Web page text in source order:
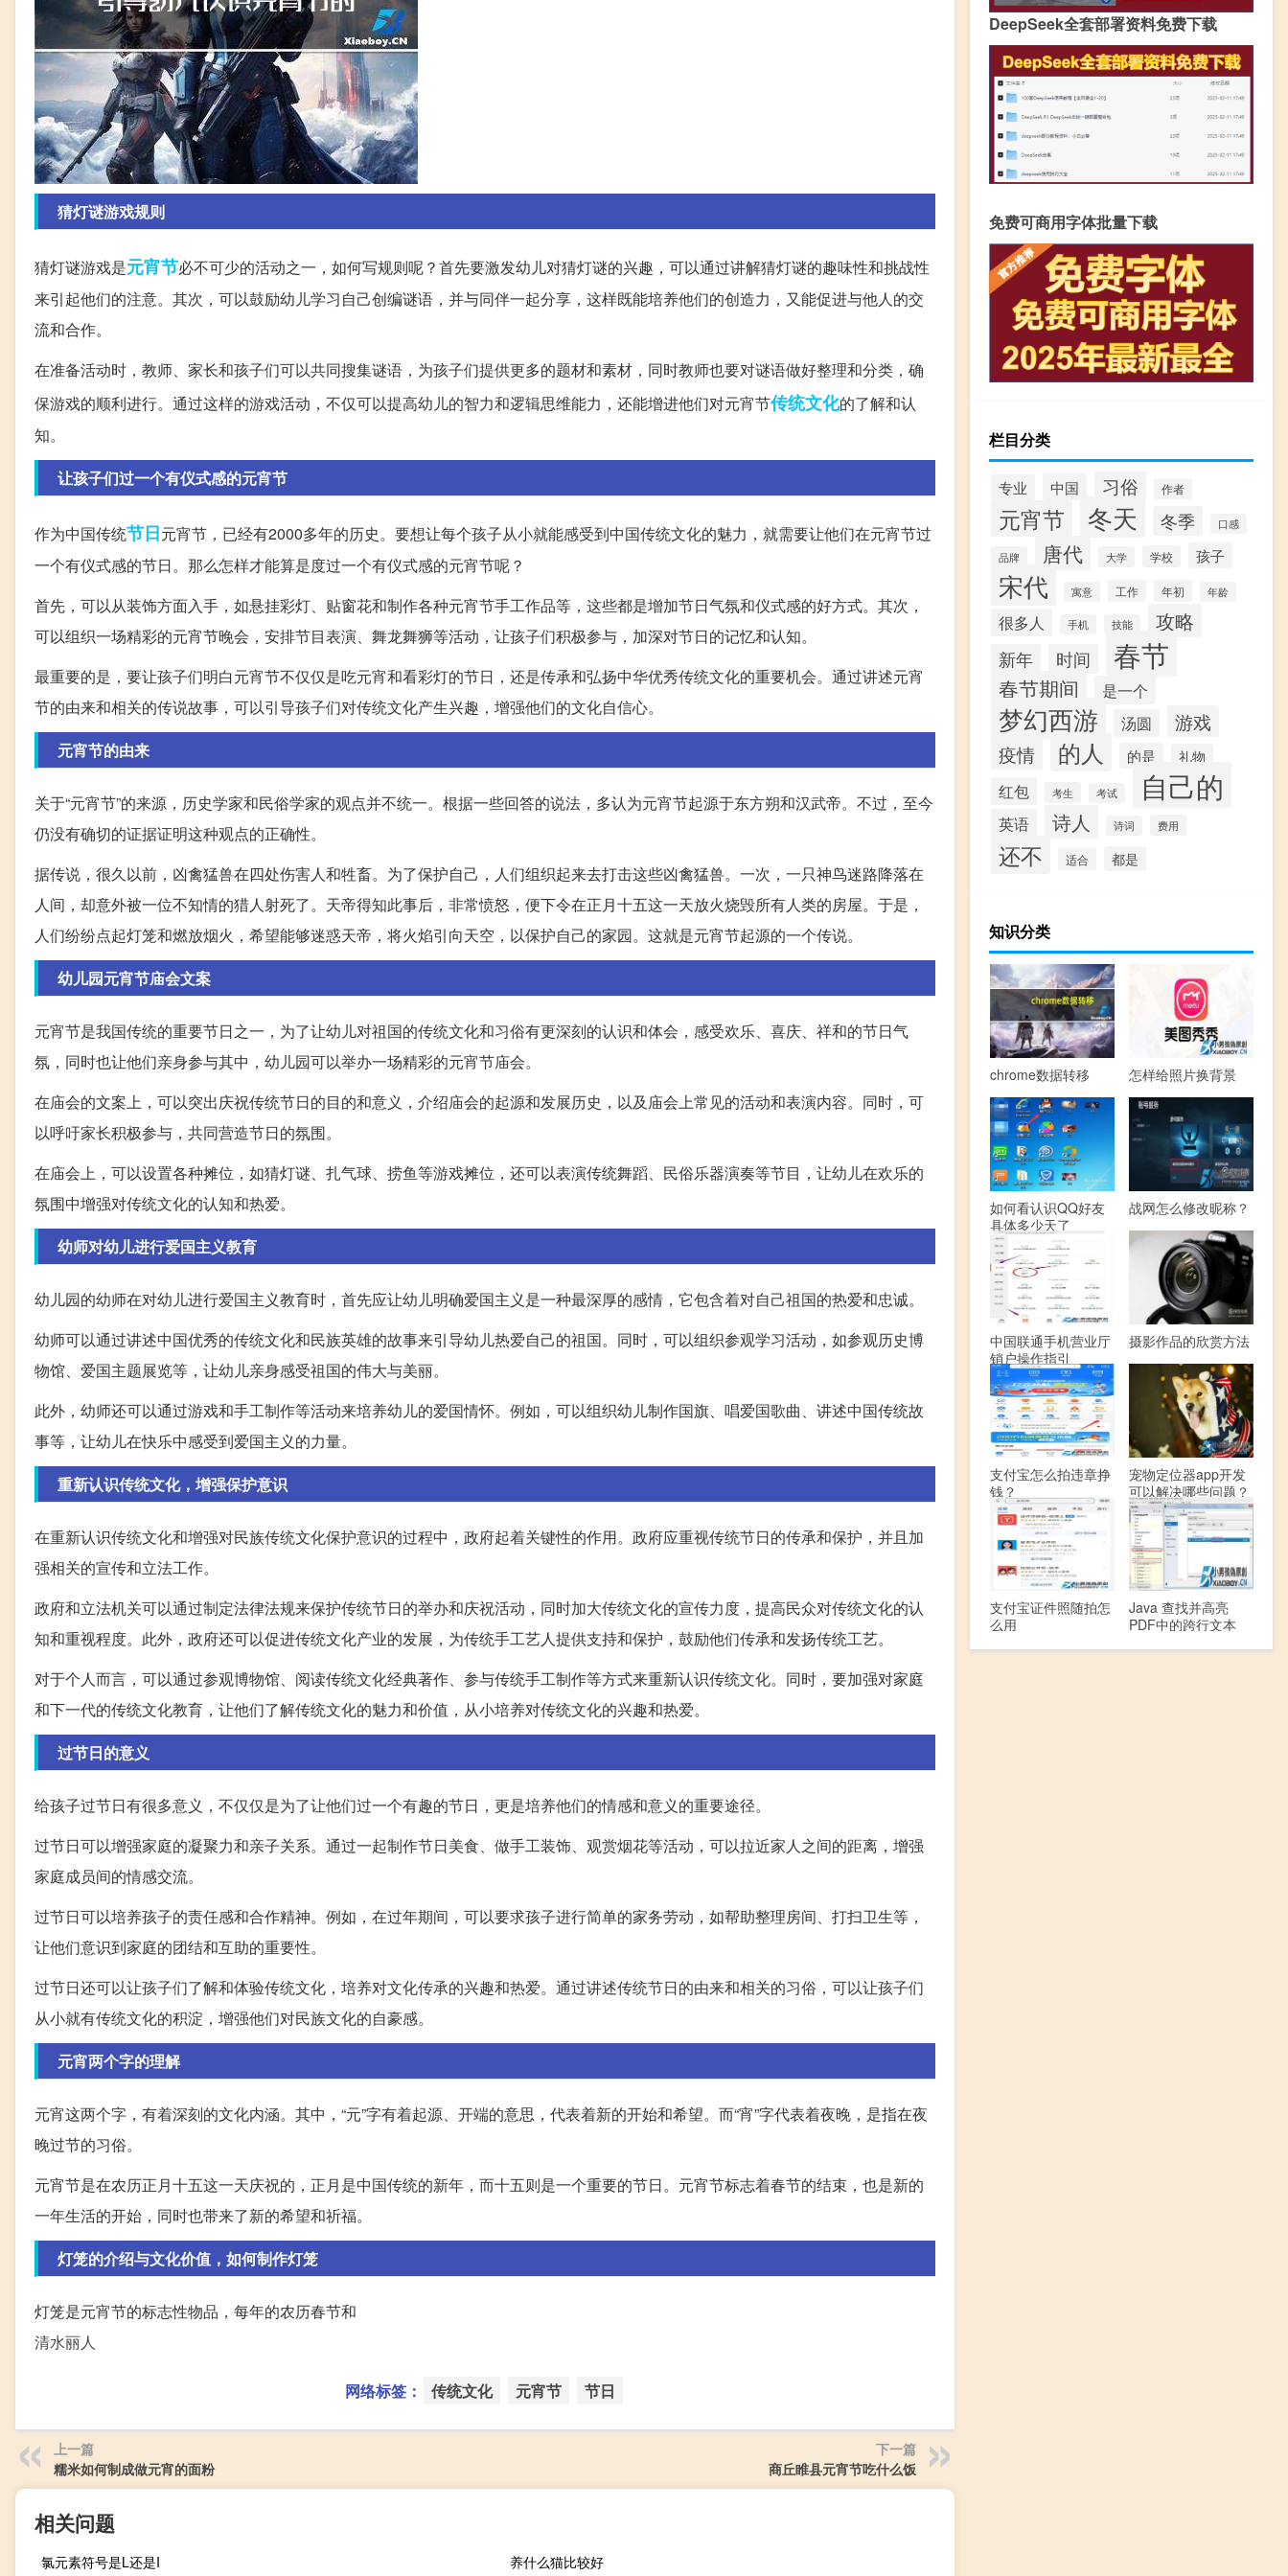
猜灯谜游戏规则
猜灯谜游戏是元宵节必不可少的活动之一，如何写规则呢？首先要激发幼儿对猜灯谜的兴趣，可以通过讲解猜灯谜的趣味性和挑战性
来引起他们的注意。其次，可以鼓励幼儿学习自己创编谜语，并与同伴一起分享，这样既能培养他们的创造力，又能促进与他人的交
流和合作。
在准备活动时，教师、家长和孩子们可以共同搜集谜语，为孩子们提供更多的题材和素材，同时教师也要对谜语做好整理和分类，确
保游戏的顺利进行。通过这样的游戏活动，不仅可以提高幼儿的智力和逻辑思维能力，还能增进他们对元宵节传统文化的了解和认
知。
让孩子们过一个有仪式感的元宵节
作为中国传统节日元宵节，已经有2000多年的历史。要想让每个孩子从小就能感受到中国传统文化的魅力，就需要让他们在元宵节过
一个有仪式感的节日。那么怎样才能算是度过一个有仪式感的元宵节呢？
首先，可以从装饰方面入手，如悬挂彩灯、贴窗花和制作各种元宵节手工作品等，这些都是增加节日气氛和仪式感的好方式。其次，
可以组织一场精彩的元宵节晚会，安排节目表演、舞龙舞狮等活动，让孩子们积极参与，加深对节日的记忆和认知。
最重要的是，要让孩子们明白元宵节不仅仅是吃元宵和看彩灯的节日，还是传承和弘扬中华优秀传统文化的重要机会。通过讲述元宵
节的由来和相关的传说故事，可以引导孩子们对传统文化产生兴趣，增强他们的文化自信心。
元宵节的由来
关于“元宵节”的来源，历史学家和民俗学家的观点并不统一。根据一些回答的说法，多认为元宵节起源于东方朔和汉武帝。不过，至今
仍没有确切的证据证明这种观点的正确性。
据传说，很久以前，凶禽猛兽在四处伤害人和牲畜。为了保护自己，人们组织起来去打击这些凶禽猛兽。一次，一只神鸟迷路降落在
人间，却意外被一位不知情的猎人射死了。天帝得知此事后，非常愤怒，便下令在正月十五这一天放火烧毁所有人类的房屋。于是，
人们纷纷点起灯笼和燃放烟火，希望能够迷惑天帝，将火焰引向天空，以保护自己的家园。这就是元宵节起源的一个传说。
幼儿园元宵节庙会文案
元宵节是我国传统的重要节日之一，为了让幼儿对祖国的传统文化和习俗有更深刻的认识和体会，感受欢乐、喜庆、祥和的节日气
氛，同时也让他们亲身参与其中，幼儿园可以举办一场精彩的元宵节庙会。
在庙会的文案上，可以突出庆祝传统节日的目的和意义，介绍庙会的起源和发展历史，以及庙会上常见的活动和表演内容。同时，可
以呼吁家长积极参与，共同营造节日的氛围。
在庙会上，可以设置各种摊位，如猜灯谜、扎气球、捞鱼等游戏摊位，还可以表演传统舞蹈、民俗乐器演奏等节目，让幼儿在欢乐的
氛围中增强对传统文化的认知和热爱。
幼师对幼儿进行爱国主义教育
幼儿园的幼师在对幼儿进行爱国主义教育时，首先应让幼儿明确爱国主义是一种最深厚的感情，它包含着对自己祖国的热爱和忠诚。
幼师可以通过讲述中国优秀的传统文化和民族英雄的故事来引导幼儿热爱自己的祖国。同时，可以组织参观学习活动，如参观历史博
物馆、爱国主题展览等，让幼儿亲身感受祖国的伟大与美丽。
此外，幼师还可以通过游戏和手工制作等活动来培养幼儿的爱国情怀。例如，可以组织幼儿制作国旗、唱爱国歌曲、讲述中国传统故
事等，让幼儿在快乐中感受到爱国主义的力量。
重新认识传统文化，增强保护意识
在重新认识传统文化和增强对民族传统文化保护意识的过程中，政府起着关键性的作用。政府应重视传统节日的传承和保护，并且加
强相关的宣传和立法工作。
政府和立法机关可以通过制定法律法规来保护传统节日的举办和庆祝活动，同时加大传统文化的宣传力度，提高民众对传统文化的认
知和重视程度。此外，政府还可以促进传统文化产业的发展，为传统手工艺人提供支持和保护，鼓励他们传承和发扬传统工艺。
对于个人而言，可以通过参观博物馆、阅读传统文化经典著作、参与传统手工制作等方式来重新认识传统文化。同时，要加强对家庭
和下一代的传统文化教育，让他们了解传统文化的魅力和价值，从小培养对传统文化的兴趣和热爱。
过节日的意义
给孩子过节日有很多意义，不仅仅是为了让他们过一个有趣的节日，更是培养他们的情感和意义的重要途径。
过节日可以增强家庭的凝聚力和亲子关系。通过一起制作节日美食、做手工装饰、观赏烟花等活动，可以拉近家人之间的距离，增强
家庭成员间的情感交流。
过节日可以培养孩子的责任感和合作精神。例如，在过年期间，可以要求孩子进行简单的家务劳动，如帮助整理房间、打扫卫生等，
让他们意识到家庭的团结和互助的重要性。
过节日还可以让孩子们了解和体验传统文化，培养对文化传承的兴趣和热爱。通过讲述传统节日的由来和相关的习俗，可以让孩子们
从小就有传统文化的积淀，增强他们对民族文化的自豪感。
元宵两个字的理解
元宵这两个字，有着深刻的文化内涵。其中，“元”字有着起源、开端的意思，代表着新的开始和希望。而“宵”字代表着夜晚，是指在夜
晚过节的习俗。
元宵节是在农历正月十五这一天庆祝的，正月是中国传统的新年，而十五则是一个重要的节日。元宵节标志着春节的结束，也是新的
一年生活的开始，同时也带来了新的希望和祈福。
灯笼的介绍与文化价值，如何制作灯笼
灯笼是元宵节的标志性物品，每年的农历春节和
清水丽人
网络标签： 传统文化 元宵节 节日
上一篇
糯米如何制成做元宵的面粉
下一篇
商丘睢县元宵节吃什么饭
相关问题
氯元素符号是L还是I 养什么猫比较好
DeepSeek全套部署资料免费下载
免费可商用字体批量下载
栏目分类
专业 中国 习俗 作者
元宵节 冬天 冬季 口感
品牌 唐代 大学 学校 孩子
宋代 寓意 工作 年初 年龄
很多人 手机 技能 攻略
新年 时间 春节
春节期间 是一个
梦幻西游 汤圆
游戏
疫情
的人 的是 礼物
红包 考生 考试 自己的
英语 诗人 诗词 费用
还不 适合 都是
知识分类
chrome数据转移 怎样给照片换背景
如何看认识QQ好友
具体多少天了
战网怎么修改昵称？
中国联通手机营业厅
销户操作指引
摄影作品的欣赏方法
支付宝怎么拍违章挣
钱？
宠物定位器app开发
可以解决哪些问题？
支付宝证件照随拍怎
么用
Java 查找并高亮
PDF中的跨行文本